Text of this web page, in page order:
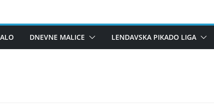
DNEVNE MALICE LENDAVSKA PIKADO LIGA